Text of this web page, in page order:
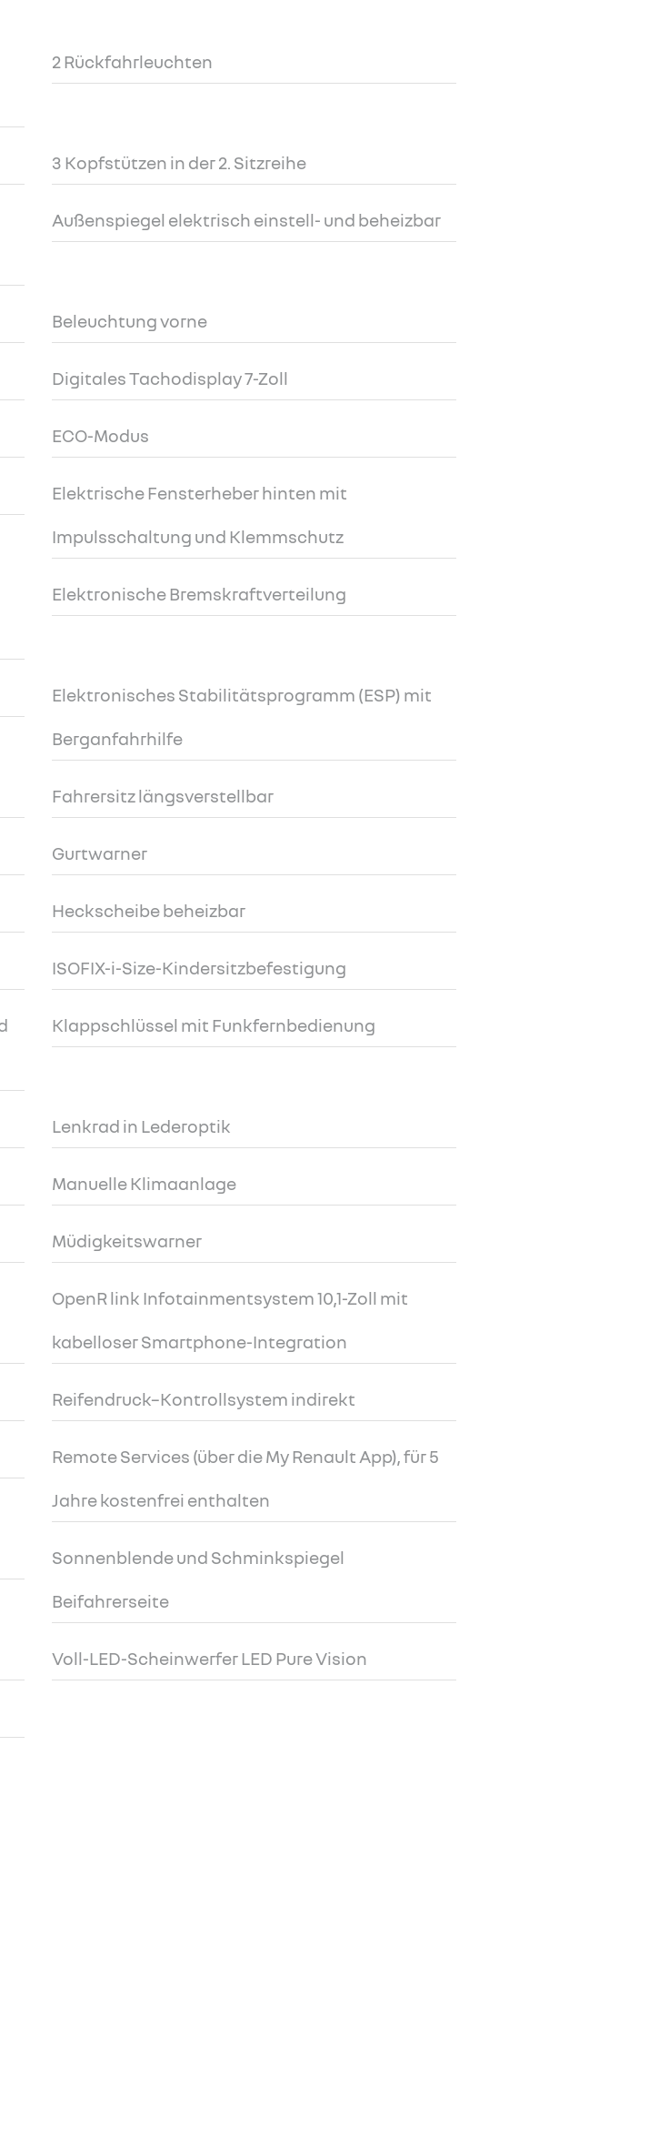
2 Rückfahrleuchten
3 Kopfstützen in der 2. Sitzreihe
Außenspiegel elektrisch einstell- und beheizbar
Beleuchtung vorne
Digitales Tachodisplay 7-Zoll
ECO-Modus
Elektrische Fensterheber hinten mit
Impulsschaltung und Klemmschutz
Elektronische Bremskraftverteilung
Elektronisches Stabilitätsprogramm (ESP) mit
Berganfahrhilfe
Fahrersitz längsverstellbar
Gurtwarner
Heckscheibe beheizbar
ISOFIX-i-Size-Kindersitzbefestigung
Klappschlüssel mit Funkfernbedienung
Lenkrad in Lederoptik
Manuelle Klimaanlage
Müdigkeitswarner
OpenR link Infotainmentsystem 10,1-Zoll mit
kabelloser Smartphone-Integration
Reifendruck–Kontrollsystem indirekt
Remote Services (über die My Renault App), für 5
Jahre kostenfrei enthalten
Sonnenblende und Schminkspiegel
Beifahrerseite
Voll-LED-Scheinwerfer LED Pure Vision